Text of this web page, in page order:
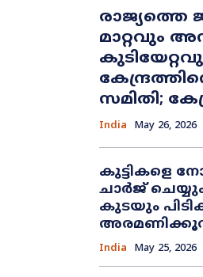
രാജ്യത്തെ
മാറ്റവും
സമിതി;
India May 26, 2026
കുട്ടികളെ
ചാർജ്
കുടയും
India May 25, 2026